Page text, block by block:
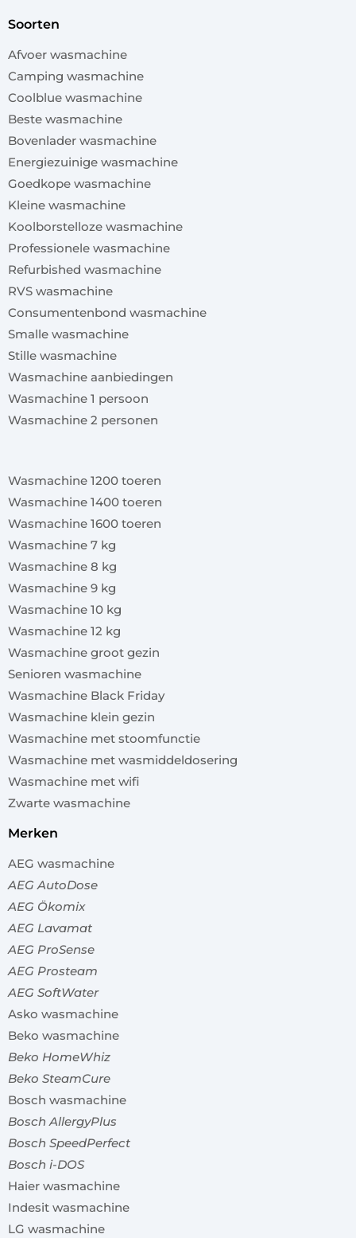
soorten
Afvoer wasmachine
Camping wasmachine
Coolblue wasmachine
Beste wasmachine
Bovenlader wasmachine
Energiezuinige wasmachine
Goedkope wasmachine
Kleine wasmachine
Koolborstelloze wasmachine
Professionele wasmachine
Refurbished wasmachine
RVS wasmachine
Consumentenbond wasmachine
Smalle wasmachine
Stille wasmachine
Wasmachine aanbiedingen
Wasmachine 1 persoon
Wasmachine 2 personen
Wasmachine 1200 toeren
Wasmachine 1400 toeren
Wasmachine 1600 toeren
Wasmachine 7 kg
Wasmachine 8 kg
Wasmachine 9 kg
Wasmachine 10 kg
Wasmachine 12 kg
Wasmachine groot gezin
Senioren wasmachine
Wasmachine Black Friday
Wasmachine klein gezin
Wasmachine met stoomfunctie
Wasmachine met wasmiddeldosering
Wasmachine met wifi
Zwarte wasmachine
merken
AEG wasmachine
AEG AutoDose
AEG Ökomix
AEG Lavamat
AEG ProSense
AEG Prosteam
AEG SoftWater
Asko wasmachine
Beko wasmachine
Beko HomeWhiz
Beko SteamCure
Bosch wasmachine
Bosch AllergyPlus
Bosch SpeedPerfect
Bosch i-DOS
Haier wasmachine
Indesit wasmachine
LG wasmachine